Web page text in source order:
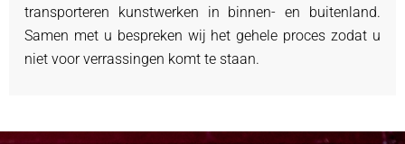
transporteren kunstwerken in binnen- en buitenland.
Samen met u bespreken wij het gehele proces zodat u
niet voor verrassingen komt te staan.